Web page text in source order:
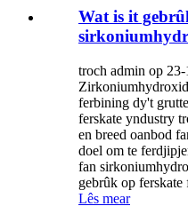
Wat is it
troch admin op 23-
ferbining dy't
ferskate yndustry
en breed oanbod
doel om te
fan
gebrûk op ferskate
Lês mear